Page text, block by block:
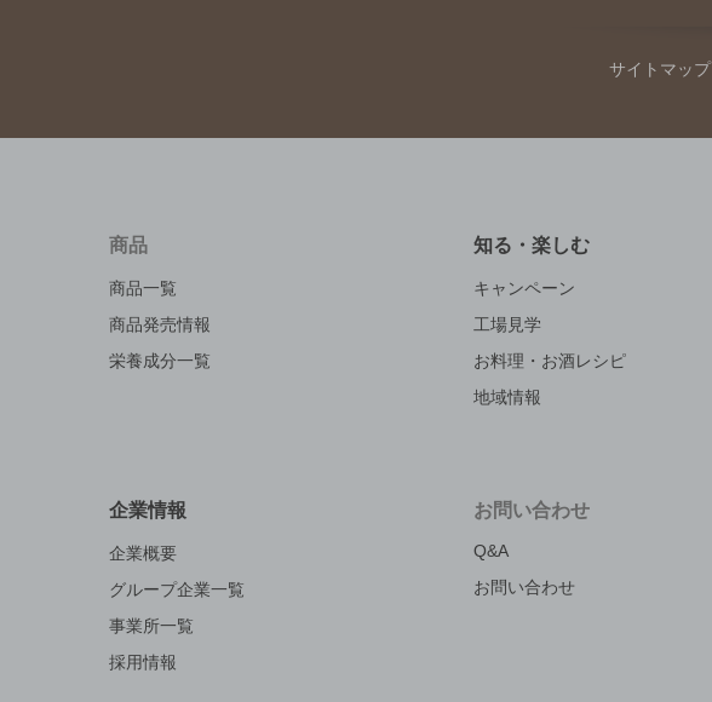
サイトマップ
商品
商品一覧
商品発売情報
栄養成分一覧
知る・楽しむ
キャンペーン
工場見学
お料理・お酒レシピ
地域情報
企業情報
企業概要
グループ企業一覧
事業所一覧
採用情報
お問い合わせ
Q&A
お問い合わせ